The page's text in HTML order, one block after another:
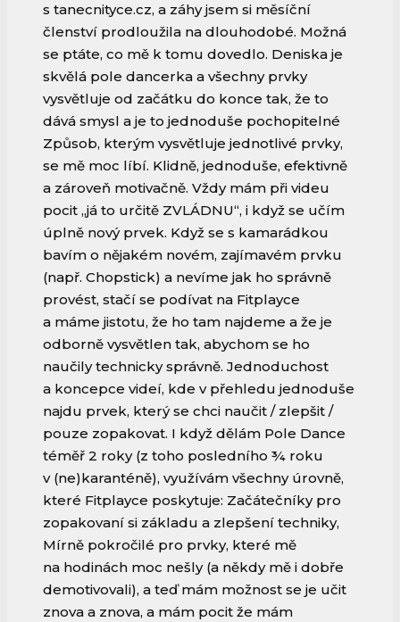
s tanecnityce.cz, a záhy jsem si měsíční
členství prodloužila na dlouhodobé. Možná
se ptáte, co mě k tomu dovedlo. Deniska je
skvělá pole dancerka a všechny prvky
vysvětluje od začátku do konce tak, že to
dává smysl a je to jednoduše pochopitelné
Způsob, kterým vysvětluje jednotlivé prvky,
se mě moc líbí. Klidně, jednoduše, efektivně
a zároveň motivačně. Vždy mám při videu
pocit „já to určitě ZVLÁDNU“, i když se učím
úplně nový prvek. Když se s kamarádkou
bavím o nějakém novém, zajímavém prvku
(např. Chopstick) a nevíme jak ho správně
provést, stačí se podívat na Fitplayce
a máme jistotu, že ho tam najdeme a že je
odborně vysvětlen tak, abychom se ho
naučily technicky správně. Jednoduchost
a koncepce videí, kde v přehledu jednoduše
najdu prvek, který se chci naučit / zlepšit /
pouze zopakovat. I když dělám Pole Dance
téměř 2 roky (z toho posledního ¾ roku
v (ne)karanténě), využívám všechny úrovně,
které Fitplayce poskytuje: Začátečníky pro
zopakovaní si základu a zlepšení techniky,
Mírně pokročilé pro prvky, které mě
na hodinách moc nešly (a někdy mě i dobře
demotivovali), a teď mám možnost se je učit
znova a znova, a mám pocit že mám